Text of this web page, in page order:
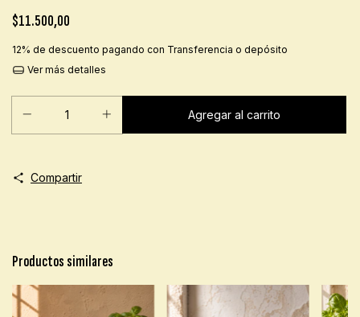
$11.500,00
12% de descuento pagando con Transferencia o depósito
Ver más detalles
Compartir
Productos similares